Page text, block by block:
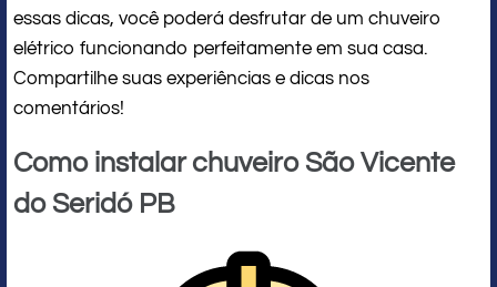
essas dicas, você poderá desfrutar de um chuveiro
elétrico funcionando perfeitamente em sua casa.
Compartilhe suas experiências e dicas nos
comentários!
Como instalar chuveiro São Vicente
do Seridó PB